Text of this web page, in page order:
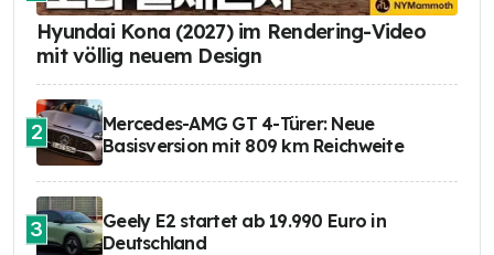
Hyundai Kona (2027) im Rendering-Video
mit völlig neuem Design
2
Mercedes-AMG GT 4-Türer: Neue
Basisversion mit 809 km Reichweite
3
Geely E2 startet ab 19.990 Euro in
Deutschland